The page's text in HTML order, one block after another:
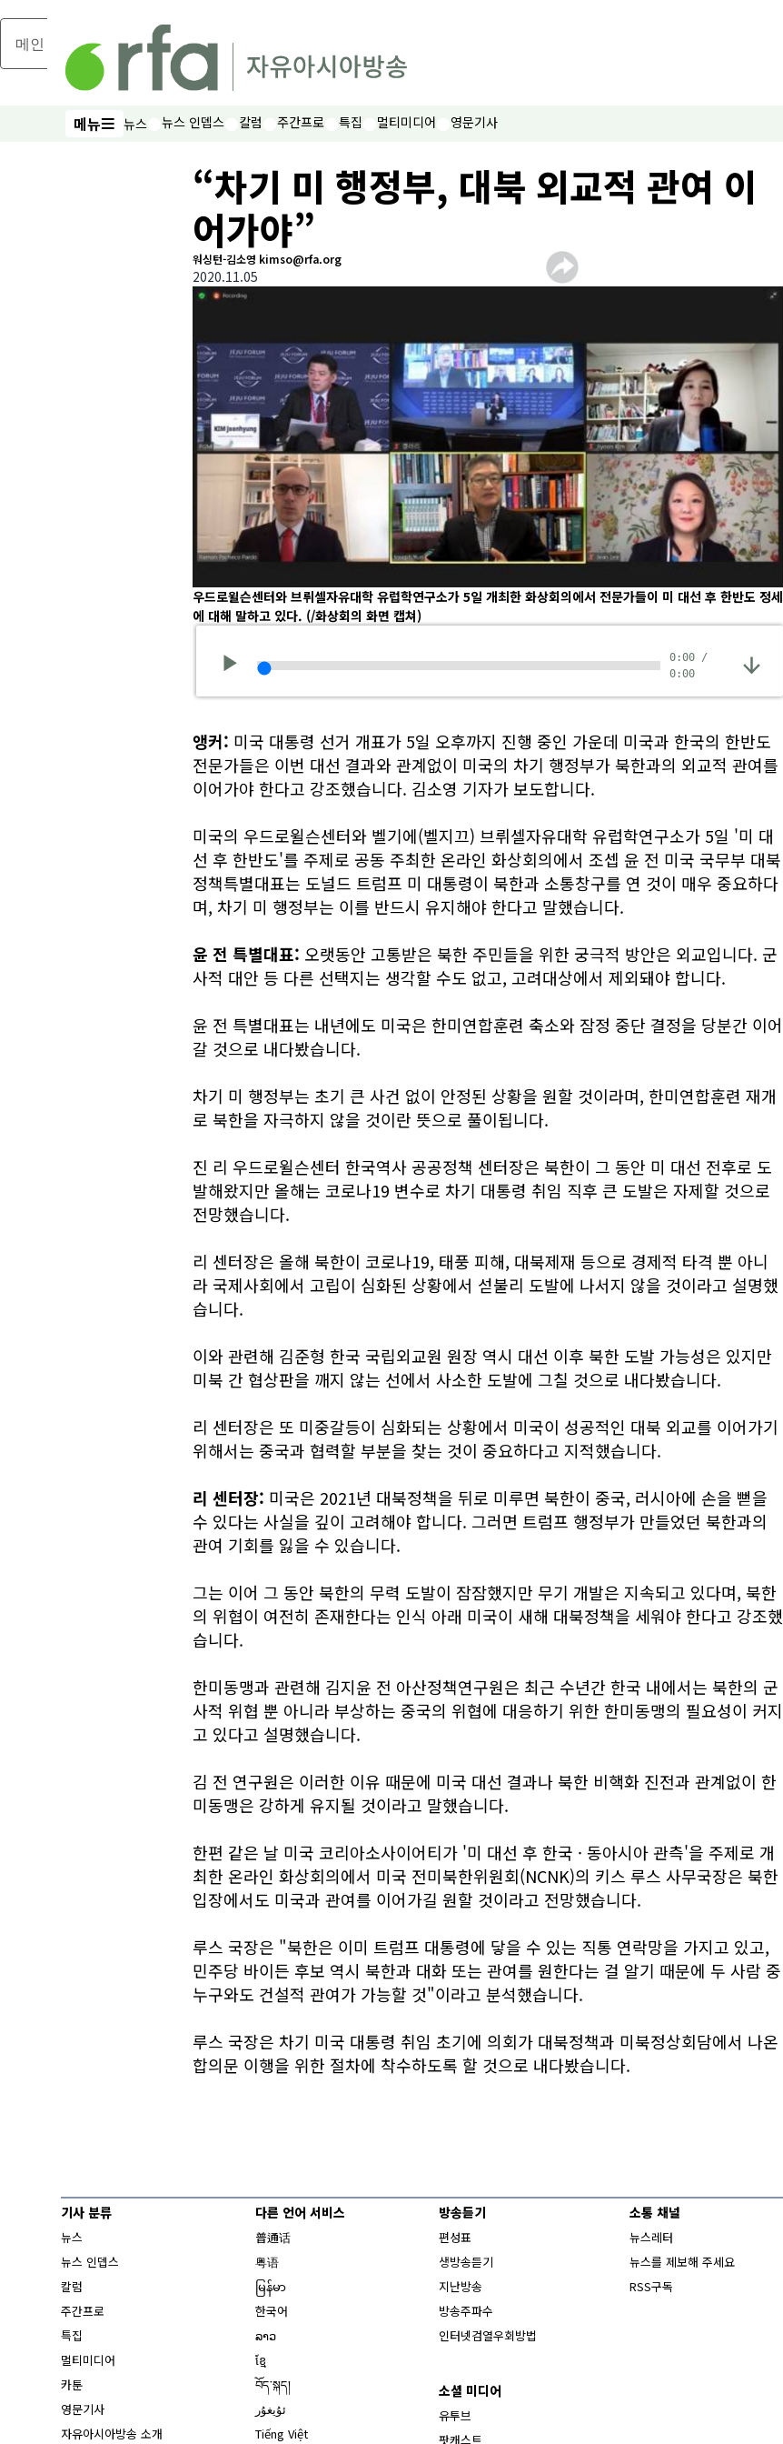
메인 콘텐츠로 건너뛰기
메뉴
메뉴 뉴스 뉴스 인뎁스 칼럼 주간프로 특집 멀티미디어 영문기사
“차기 미 행정부, 대북 외교적 관여 이
어가야”
워싱턴-김소영 kimso@rfa.org
2020.11.05
우드로윌슨센터와 브뤼셀자유대학 유럽학연구소가 5일 개최한 화상회의에서 전문가들이 미 대선 후 한반도 정세
에 대해 말하고 있다. (/화상회의 화면 캡쳐)
0:00 /
0:00
앵커: 미국 대통령 선거 개표가 5일 오후까지 진행 중인 가운데 미국과 한국의 한반도
전문가들은 이번 대선 결과와 관계없이 미국의 차기 행정부가 북한과의 외교적 관여를
이어가야 한다고 강조했습니다. 김소영 기자가 보도합니다.
미국의 우드로윌슨센터와 벨기에(벨지끄) 브뤼셀자유대학 유럽학연구소가 5일 '미 대
선 후 한반도'를 주제로 공동 주최한 온라인 화상회의에서 조셉 윤 전 미국 국무부 대북
정책특별대표는 도널드 트럼프 미 대통령이 북한과 소통창구를 연 것이 매우 중요하다
며, 차기 미 행정부는 이를 반드시 유지해야 한다고 말했습니다.
윤 전 특별대표: 오랫동안 고통받은 북한 주민들을 위한 궁극적 방안은 외교입니다. 군
사적 대안 등 다른 선택지는 생각할 수도 없고, 고려대상에서 제외돼야 합니다.
윤 전 특별대표는 내년에도 미국은 한미연합훈련 축소와 잠정 중단 결정을 당분간 이어
갈 것으로 내다봤습니다.
차기 미 행정부는 초기 큰 사건 없이 안정된 상황을 원할 것이라며, 한미연합훈련 재개
로 북한을 자극하지 않을 것이란 뜻으로 풀이됩니다.
진 리 우드로윌슨센터 한국역사 공공정책 센터장은 북한이 그 동안 미 대선 전후로 도
발해왔지만 올해는 코로나19 변수로 차기 대통령 취임 직후 큰 도발은 자제할 것으로
전망했습니다.
리 센터장은 올해 북한이 코로나19, 태풍 피해, 대북제재 등으로 경제적 타격 뿐 아니
라 국제사회에서 고립이 심화된 상황에서 섣불리 도발에 나서지 않을 것이라고 설명했
습니다.
이와 관련해 김준형 한국 국립외교원 원장 역시 대선 이후 북한 도발 가능성은 있지만
미북 간 협상판을 깨지 않는 선에서 사소한 도발에 그칠 것으로 내다봤습니다.
리 센터장은 또 미중갈등이 심화되는 상황에서 미국이 성공적인 대북 외교를 이어가기
위해서는 중국과 협력할 부분을 찾는 것이 중요하다고 지적했습니다.
리 센터장: 미국은 2021년 대북정책을 뒤로 미루면 북한이 중국, 러시아에 손을 뻗을
수 있다는 사실을 깊이 고려해야 합니다. 그러면 트럼프 행정부가 만들었던 북한과의
관여 기회를 잃을 수 있습니다.
그는 이어 그 동안 북한의 무력 도발이 잠잠했지만 무기 개발은 지속되고 있다며, 북한
의 위협이 여전히 존재한다는 인식 아래 미국이 새해 대북정책을 세워야 한다고 강조했
습니다.
한미동맹과 관련해 김지윤 전 아산정책연구원은 최근 수년간 한국 내에서는 북한의 군
사적 위협 뿐 아니라 부상하는 중국의 위협에 대응하기 위한 한미동맹의 필요성이 커지
고 있다고 설명했습니다.
김 전 연구원은 이러한 이유 때문에 미국 대선 결과나 북한 비핵화 진전과 관계없이 한
미동맹은 강하게 유지될 것이라고 말했습니다.
한편 같은 날 미국 코리아소사이어티가 '미 대선 후 한국 · 동아시아 관측'을 주제로 개
최한 온라인 화상회의에서 미국 전미북한위원회(NCNK)의 키스 루스 사무국장은 북한
입장에서도 미국과 관여를 이어가길 원할 것이라고 전망했습니다.
루스 국장은 "북한은 이미 트럼프 대통령에 닿을 수 있는 직통 연락망을 가지고 있고,
민주당 바이든 후보 역시 북한과 대화 또는 관여를 원한다는 걸 알기 때문에 두 사람 중
누구와도 건설적 관여가 가능할 것"이라고 분석했습니다.
루스 국장은 차기 미국 대통령 취임 초기에 의회가 대북정책과 미북정상회담에서 나온
합의문 이행을 위한 절차에 착수하도록 할 것으로 내다봤습니다.
기사 분류
뉴스
뉴스 인뎁스
칼럼
주간프로
특집
멀티미디어
카툰
영문기사
자유아시아방송 소개
다른 언어 서비스
普通话
粤语
မြန်မာ
한국어
ລາວ
ខ្មែ
བོད་སྐད།
ئۇيغۇر
Tiếng Việt
방송듣기
편성표
생방송듣기
지난방송
방송주파수
인터넷검열우회방법
소셜 미디어
유투브
팟캐스트
소통 채널
뉴스레터
뉴스를 제보해 주세요
RSS구독